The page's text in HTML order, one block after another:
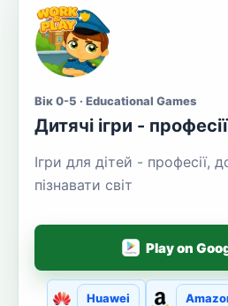
Вік 0-5 · Educational Games
Дитячі ігри - професії
Ігри для дітей - професії,
пізнавати світ
Play on
Huawei